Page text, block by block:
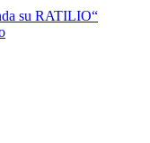
su RATILIO“